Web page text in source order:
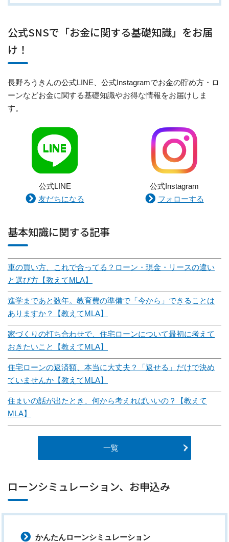
公式SNSで「お金に関する基礎知識」をお届
け！
長野ろうきんの公式LINE、公式Instagramでお金の貯め方・ロ
ーンなどお金に関する基礎知識やお得な情報をお届けしま
す。
公式LINE
友だちになる
公式Instagram
フォローする
基本知識に関する記事
車の買い方、これで合ってる？ローン・現金・リースの違い
と選び方【教えてMLA】
進学まであと数年。教育費の準備で「今から」できることは
ありますか？【教えてMLA】
家づくりの打ち合わせで、住宅ローンについて最初に考えて
おきたいこと【教えてMLA】
住宅ローンの返済額、本当に大丈夫？「返せる」だけで決め
ていませんか【教えてMLA】
住まいの話が出たとき、何から考えればいいの？【教えて
MLA】
一覧
ローンシミュレーション、お申込み
かんたんローンシミュレーション